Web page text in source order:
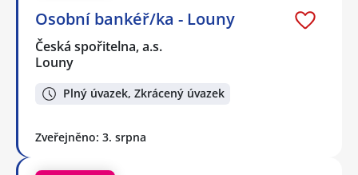
Osobní bankéř/ka - Louny
Česká spořitelna, a.s.
Louny
Plný úvazek, Zkrácený úvazek
Zveřejněno: 3. srpna